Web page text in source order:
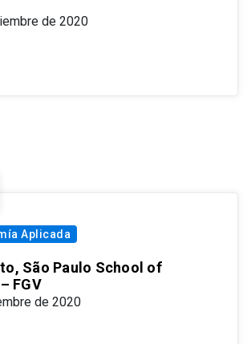
de 2020
Aplicada
São Paulo School of
FGV
de 2020